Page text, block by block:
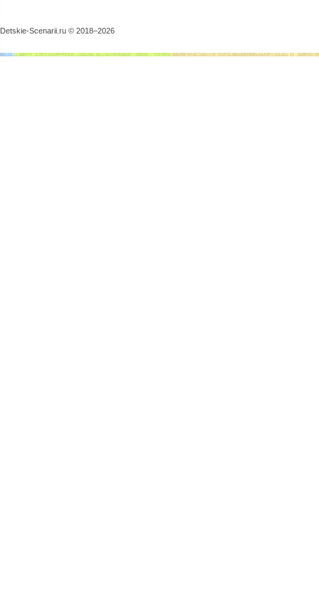
Detskie-Scenarii.ru © 2018–2026